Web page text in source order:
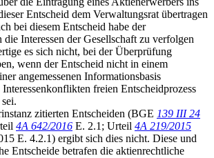
Entscheid dem Verwaltungsrat übertragen
bei diesem Entscheid habe der
Interessen der Gesellschaft zu verfolgen
es sich nicht, bei der Überprüfung
wenn der Entscheid nicht in einem
angemessenen Informationsbasis
freien Entscheidprozess
zitierten Entscheiden (BGE 139 III 24
4A 642/2016 E. 2.1; Urteil 4A 219/2015
E. 4.2.1) ergibt sich dies nicht. Diese und
Entscheide betrafen die aktienrechtliche